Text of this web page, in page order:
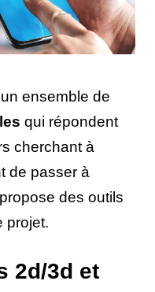
ensemble de
qui répondent
cherchant à
de passer à
des outils
projet.
2d/3d et